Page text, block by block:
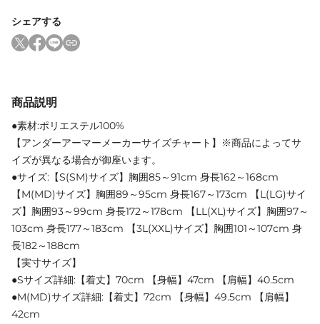
シェアする
商品説明
●素材:ポリエステル100%
【アンダーアーマーメーカーサイズチャート】※商品によってサ
イズが異なる場合が御座います。
●サイズ:【S(SM)サイズ】胸囲85～91cm 身長162～168cm
【M(MD)サイズ】胸囲89～95cm 身長167～173cm 【L(LG)サイ
ズ】胸囲93～99cm 身長172～178cm 【LL(XL)サイズ】胸囲97～
103cm 身長177～183cm 【3L(XXL)サイズ】胸囲101～107cm 身
長182～188cm
【実寸サイズ】
●Sサイズ詳細:【着丈】70cm 【身幅】47cm 【肩幅】40.5cm
●M(MD)サイズ詳細:【着丈】72cm 【身幅】49.5cm 【肩幅】
42cm